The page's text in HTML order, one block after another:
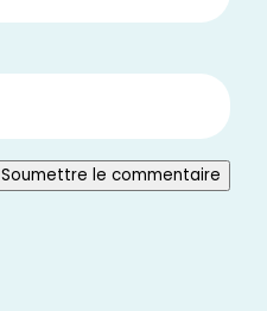
Soumettre le commentaire